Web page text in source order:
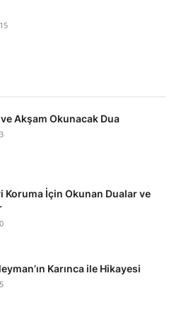
Akşam Okunacak Dua
Koruma İçin Okunan Dualar ve
Karınca ile Hikayesi